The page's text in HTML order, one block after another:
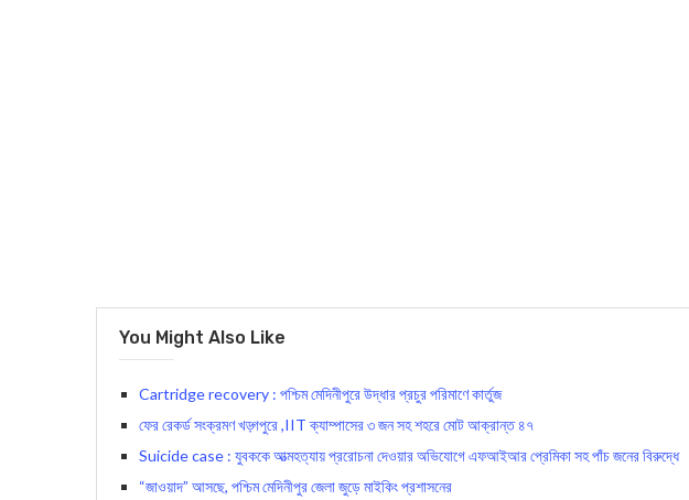
You Might Also Like
Cartridge recovery : পশ্চিম মেদিনীপুরে উদ্ধার প্রচুর পরিমাণে কার্তুজ
ফের রেকর্ড সংক্রমণ খড়্গপুরে ,IIT ক্যাম্পাসের ৩ জন সহ শহরে মোট আক্রান্ত ৪৭
Suicide case : যুবককে আত্মহত্যায় প্ররোচনা দেওয়ার অভিযোগে এফআইআর প্রেমিকা সহ পাঁচ জনের বিরুদ্ধে
“জাওয়াদ” আসছে, পশ্চিম মেদিনীপুর জেলা জুড়ে মাইকিং প্রশাসনের